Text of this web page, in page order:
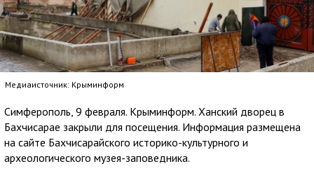
Медиаисточник: Крыминформ
Симферополь, 9 февраля. Крыминформ. Ханский дворец в
Бахчисарае закрыли для посещения. Информация размещена
на сайте Бахчисарайского историко-культурного и
археологического музея-заповедника.